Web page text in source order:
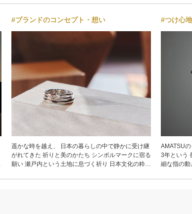
#ブランドのコンセプト・想い
遥かな時を越え、 日本の暮らしの中で静かに受け継
がれてきた 祈りと美のかたち シンボルマークに宿る
願い 瀬戸内という土地に息づく祈り 日本文化の粋を
想いが おふたりの誓いとともに 静かに、そして末永
#つけ心
AMATSU
3年という
細な指の
な仕上げ